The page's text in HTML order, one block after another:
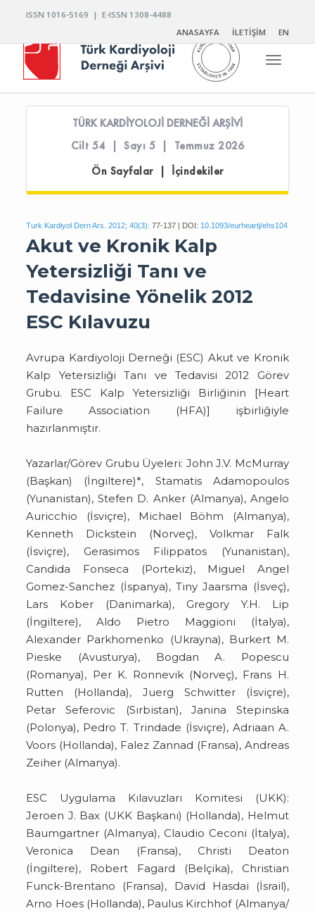
ISSN 1016-5169 | E-ISSN 1308-4488
ANASAYFA
İLETİŞİM EN
Toggle
TÜRK KARDİYOLOJİ DERNEĞİ ARŞİVİ
Cilt 54 | Sayı 5 | Temmuz 2026
Ön Sayfalar | İçindekiler
Turk Kardiyol Dern Ars. 2012; 40(3): 77-137 | DOI: 10.1093/eurheartj/ehs104
Akut ve Kronik Kalp
Yetersizliği Tanı ve
Tedavisine Yönelik 2012
ESC Kılavuzu
Avrupa Kardiyoloji Derneği (ESC) Akut ve Kronik
Kalp Yetersizliği Tanı ve Tedavisi 2012 Görev
Grubu. ESC Kalp Yetersizliği Birliğinin [Heart
Failure Association (HFA)] işbirliğiyle
hazırlanmıştır.
Yazarlar/Görev Grubu Üyeleri: John J.V. McMurray
(Başkan) (İngiltere)*, Stamatis Adamopoulos
(Yunanistan), Stefen D. Anker (Almanya), Angelo
Auricchio (İsviçre), Michael Böhm (Almanya),
Kenneth Dickstein (Norveç), Volkmar Falk
(İsviçre), Gerasimos Filippatos (Yunanistan),
Candida Fonseca (Portekiz), Miguel Angel
Gomez-Sanchez (İspanya), Tiny Jaarsma (İsveç),
Lars Kober (Danimarka), Gregory Y.H. Lip
(İngiltere), Aldo Pietro Maggioni (İtalya),
Alexander Parkhomenko (Ukrayna), Burkert M.
Pieske (Avusturya), Bogdan A. Popescu
(Romanya), Per K. Ronnevik (Norveç), Frans H.
Rutten (Hollanda), Juerg Schwitter (İsviçre),
Petar Seferovic (Sırbistan), Janina Stepinska
(Polonya), Pedro T. Trindade (İsviçre), Adriaan A.
Voors (Hollanda), Falez Zannad (Fransa), Andreas
Zeiher (Almanya).
ESC Uygulama Kılavuzları Komitesi (UKK):
Jeroen J. Bax (UKK Başkanı) (Hollanda), Helmut
Baumgartner (Almanya), Claudio Ceconi (İtalya),
Veronica Dean (Fransa), Christi Deaton
(İngiltere), Robert Fagard (Belçika), Christian
Funck-Brentano (Fransa), David Hasdai (İsrail),
Arno Hoes (Hollanda), Paulus Kirchhof (Almanya/